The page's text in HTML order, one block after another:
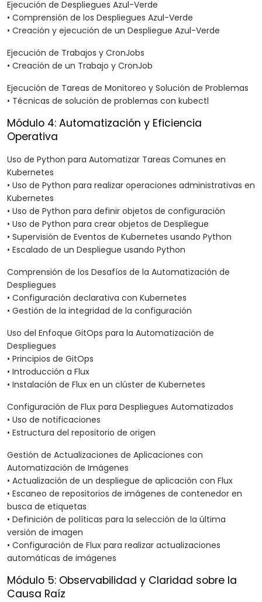
Ejecución de Despliegues Azul-Verde
• Comprensión de los Despliegues Azul-Verde
• Creación y ejecución de un Despliegue Azul-Verde
Ejecución de Trabajos y CronJobs
• Creación de un Trabajo y CronJob
Ejecución de Tareas de Monitoreo y Solución de Problemas
• Técnicas de solución de problemas con kubectl
Módulo 4: Automatización y Eficiencia
Operativa
Uso de Python para Automatizar Tareas Comunes en
Kubernetes
• Uso de Python para realizar operaciones administrativas en
Kubernetes
• Uso de Python para definir objetos de configuración
• Uso de Python para crear objetos de Despliegue
• Supervisión de Eventos de Kubernetes usando Python
• Escalado de un Despliegue usando Python
Comprensión de los Desafíos de la Automatización de
Despliegues
• Configuración declarativa con Kubernetes
• Gestión de la integridad de la configuración
Uso del Enfoque GitOps para la Automatización de
Despliegues
• Principios de GitOps
• Introducción a Flux
• Instalación de Flux en un clúster de Kubernetes
Configuración de Flux para Despliegues Automatizados
• Uso de notificaciones
• Estructura del repositorio de origen
Gestión de Actualizaciones de Aplicaciones con
Automatización de Imágenes
• Actualización de un despliegue de aplicación con Flux
• Escaneo de repositorios de imágenes de contenedor en
busca de etiquetas
• Definición de políticas para la selección de la última
versión de imagen
• Configuración de Flux para realizar actualizaciones
automáticas de imágenes
Módulo 5: Observabilidad y Claridad sobre la
Causa Raíz